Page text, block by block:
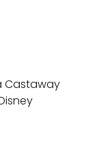
Castaway